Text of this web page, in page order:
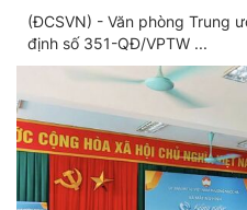
Đảng và Văn phòng
(ĐCSVN) - Văn phòng Trung
định số 351-QĐ/VPTW ...